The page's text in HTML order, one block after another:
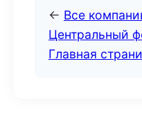
← Все
Центральный
Главная